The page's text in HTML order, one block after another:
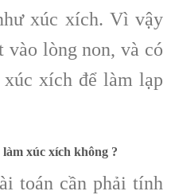
xúc xích. Vì vậy
lòng non, và có
xích để làm lạp
xúc xích không ?
toán cần phải tính